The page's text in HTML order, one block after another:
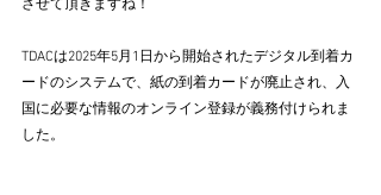
させて頂きますね！
TDACは2025年5月1日から開始されたデジタル到着カ
ードのシステムで、紙の到着カードが廃止され、入
国に必要な情報のオンライン登録が義務付けられま
した。